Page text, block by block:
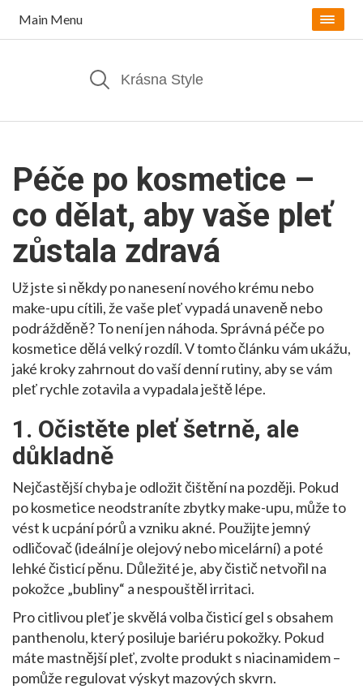
Main Menu
Péče po kosmetice –
co dělat, aby vaše pleť
zůstala zdravá
Už jste si někdy po nanesení nového krému nebo
make-upu cítili, že vaše pleť vypadá unaveně nebo
podrážděně? To není jen náhoda. Správná péče po
kosmetice dělá velký rozdíl. V tomto článku vám ukážu,
jaké kroky zahrnout do vaší denní rutiny, aby se vám
pleť rychle zotavila a vypadala ještě lépe.
1. Očistěte pleť šetrně, ale
důkladně
Nejčastější chyba je odložit čištění na později. Pokud
po kosmetice neodstraníte zbytky make-upu, může to
vést k ucpání pórů a vzniku akné. Použijte jemný
odličovač (ideální je olejový nebo micelární) a poté
lehké čisticí pěnu. Důležité je, aby čistič netvořil na
pokožce „bubliny“ a nespouštěl irritaci.
Pro citlivou pleť je skvělá volba čisticí gel s obsahem
panthenolu, který posiluje bariéru pokožky. Pokud
máte mastnější pleť, zvolte produkt s niacinamidem –
pomůže regulovat výskyt mazových skvrn.